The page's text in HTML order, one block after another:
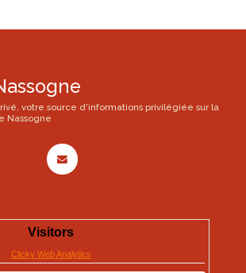
votre source d'informations privilégiée sur la
Nassogne